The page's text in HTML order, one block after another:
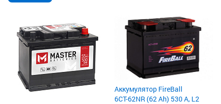
Аккумулятор FireBall
6СТ-62NR (62 Ah) 530 А, L2